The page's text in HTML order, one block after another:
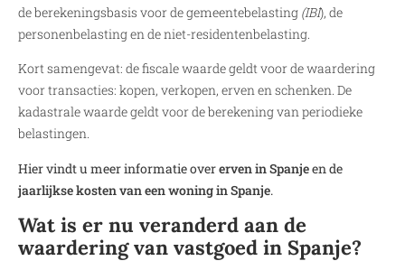
de berekeningsbasis voor de gemeentebelasting (IBI), de
personenbelasting en de niet-residentenbelasting.
Kort samengevat: de fiscale waarde geldt voor de waardering
voor transacties: kopen, verkopen, erven en schenken. De
kadastrale waarde geldt voor de berekening van periodieke
belastingen.
Hier vindt u meer informatie overerven in Spanjeen de
jaarlijkse kosten van een woning in Spanje.
Wat is er nu veranderd aan de
waardering van vastgoed in Spanje?